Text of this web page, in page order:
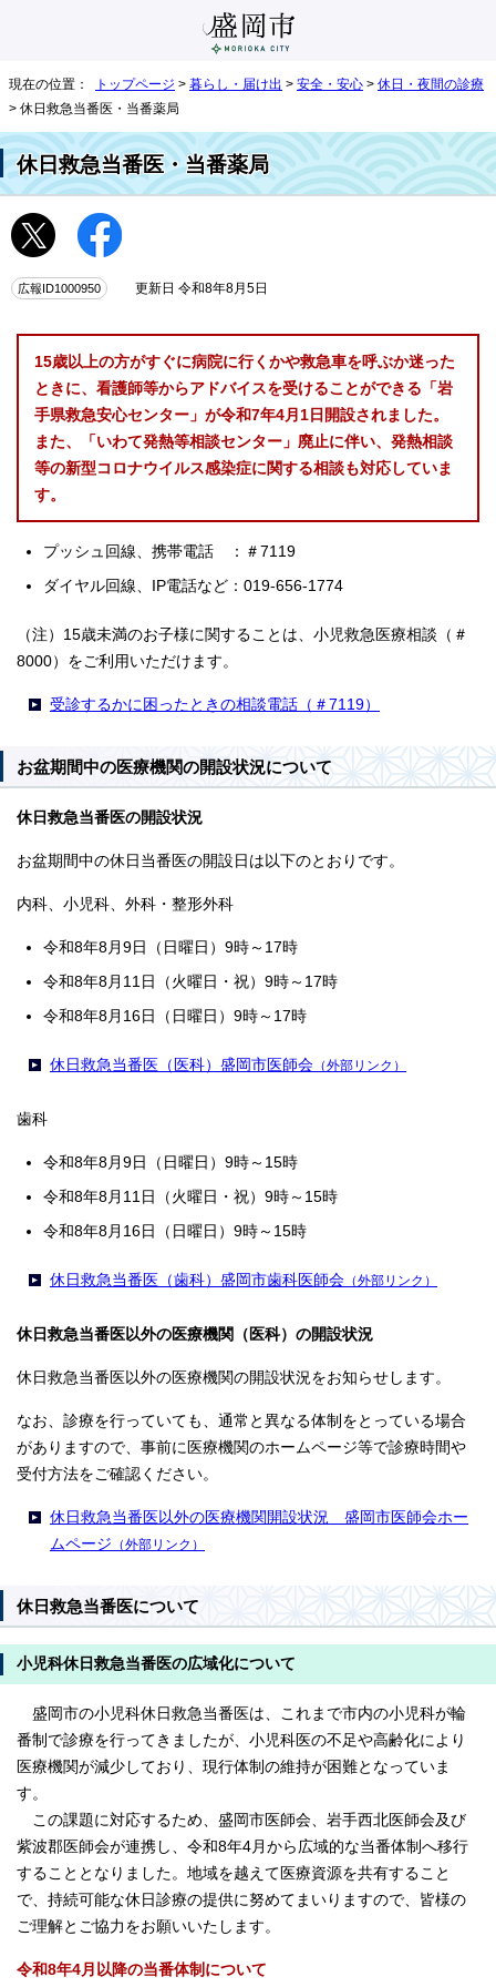
現在の位置： トップページ > 暮らし・届け出 > 安全・安心 > 休日・夜間の診療
> 休日救急当番医・当番薬局
休日救急当番医・当番薬局
広報ID1000950 更新日 令和8年8月5日
15歳以上の方がすぐに病院に行くかや救急車を呼ぶか迷った
ときに、看護師等からアドバイスを受けることができる 「岩
手県救急安心センター」が令和7年4月1日開設されました。
また、「いわて発熱等相談センター」廃止に伴い、発熱相談
等の新型コロナウイルス感染症に関する相談も対応していま
す。
プッシュ回線、携帯電話 ：＃7119
ダイヤル回線、IP電話など：019-656-1774
（注）15歳未満のお子様に関することは、小児救急医療相談（＃
8000）をご利用いただけます。
受診するかに困ったときの相談電話（＃7119）
お盆期間中の医療機関の開設状況について
休日救急当番医の開設状況
お盆期間中の休日当番医の開設日は以下のとおりです。
内科、小児科、外科・整形外科
令和8年8月9日（日曜日）9時～17時
令和8年8月11日（火曜日・祝）9時～17時
令和8年8月16日（日曜日）9時～17時
休日救急当番医（医科）盛岡市医師会 （外部リンク）
歯科
令和8年8月9日（日曜日）9時～15時
令和8年8月11日（火曜日・祝）9時～15時
令和8年8月16日（日曜日）9時～15時
休日救急当番医（歯科）盛岡市歯科医師会 （外部リンク）
休日救急当番医以外の医療機関（医科）の開設状況
休日救急当番医以外の医療機関の開設状況をお知らせします。
なお、診療を行っていても、通常と異なる体制をとっている場合
がありますので、事前に医療機関のホームページ等で診療時間や
受付方法をご確認ください。
休日救急当番医以外の医療機関開設状況 盛岡市医師会ホー
ムページ （外部リンク）
休日救急当番医について
小児科休日救急当番医の広域化について
盛岡市の小児科休日救急当番医は、これまで市内の小児科が輪
番制で診療を行ってきましたが、小児科医の不足や高齢化により
医療機関が減少しており、現行体制の維持が困難となっていま
す。
この課題に対応するため、盛岡市医師会、岩手西北医師会及び
紫波郡医師会が連携し、令和8年4月から広域的な当番体制へ移行
することとなりました。地域を越えて医療資源を共有すること
で、持続可能な休日診療の提供に努めてまいりますので、皆様の
ご理解とご協力をお願いいたします。
令和8年4月以降の当番体制について